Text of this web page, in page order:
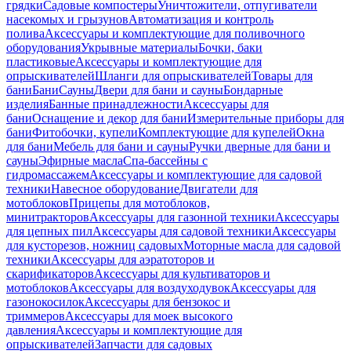
грядкиСадовые компостерыУничтожители, отпугиватели
насекомых и грызуновАвтоматизация и контроль
поливаАксессуары и комплектующие для поливочного
оборудованияУкрывные материалыБочки, баки
пластиковыеАксессуары и комплектующие для
опрыскивателейШланги для опрыскивателейТовары для
баниБаниСауныДвери для бани и сауныБондарные
изделияБанные принадлежностиАксессуары для
баниОснащение и декор для баниИзмерительные приборы для
баниФитобочки, купелиКомплектующие для купелейОкна
для баниМебель для бани и сауныРучки дверные для бани и
сауныЭфирные маслаСпа-бассейны с
гидромассажемАксессуары и комплектующие для садовой
техникиНавесное оборудованиеДвигатели для
мотоблоковПрицепы для мотоблоков,
минитракторовАксессуары для газонной техникиАксессуары
для цепных пилАксессуары для садовой техникиАксессуары
для кусторезов, ножниц садовыхМоторные масла для садовой
техникиАксессуары для аэратоторов и
скарификаторовАксессуары для культиваторов и
мотоблоковАксессуары для воздуходувокАксессуары для
газонокосилокАксессуары для бензокос и
триммеровАксессуары для моек высокого
давленияАксессуары и комплектующие для
опрыскивателейЗапчасти для садовых